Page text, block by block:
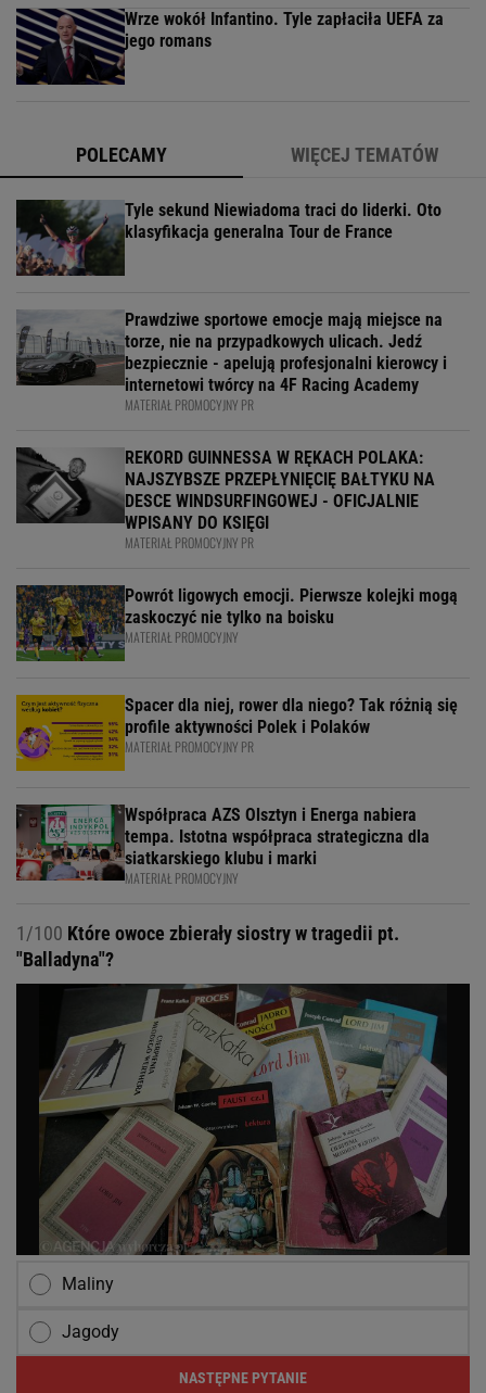
Wrze wokół Infantino. Tyle zapłaciła UEFA za
jego romans
POLECAMY WIĘCEJ TEMATÓW
Tyle sekund Niewiadoma traci do liderki. Oto
klasyfikacja generalna Tour de France
Prawdziwe sportowe emocje mają miejsce na
torze, nie na przypadkowych ulicach. Jedź
bezpiecznie - apelują profesjonalni kierowcy i
internetowi twórcy na 4F Racing Academy
MATERIAŁ PROMOCYJNY PR
REKORD GUINNESSA W RĘKACH POLAKA:
NAJSZYBSZE PRZEPŁYNIĘCIĘ BAŁTYKU NA
DESCE WINDSURFINGOWEJ - OFICJALNIE
WPISANY DO KSIĘGI
MATERIAŁ PROMOCYJNY PR
Powrót ligowych emocji. Pierwsze kolejki mogą
zaskoczyć nie tylko na boisku
MATERIAŁ PROMOCYJNY
Spacer dla niej, rower dla niego? Tak różnią się
profile aktywności Polek i Polaków
MATERIAŁ PROMOCYJNY PR
Współpraca AZS Olsztyn i Energa nabiera
tempa. Istotna współpraca strategiczna dla
siatkarskiego klubu i marki
MATERIAŁ PROMOCYJNY
1/100 Które owoce zbierały siostry w tragedii pt.
"Balladyna"?
Maliny
Jagody
NASTĘPNE PYTANIE